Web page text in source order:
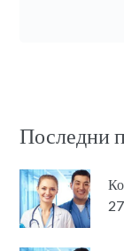
Последни